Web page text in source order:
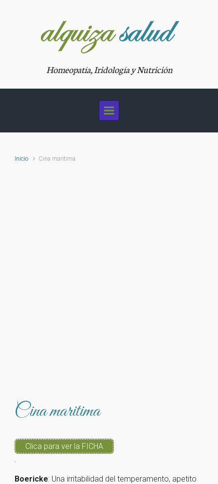
Homeopatía, Iridología y Nutrición
Inicio Cina maritima
Cina maritima
Clica para ver la FICHA
.
Boericke: Una irritabilidad del temperamento, apetito